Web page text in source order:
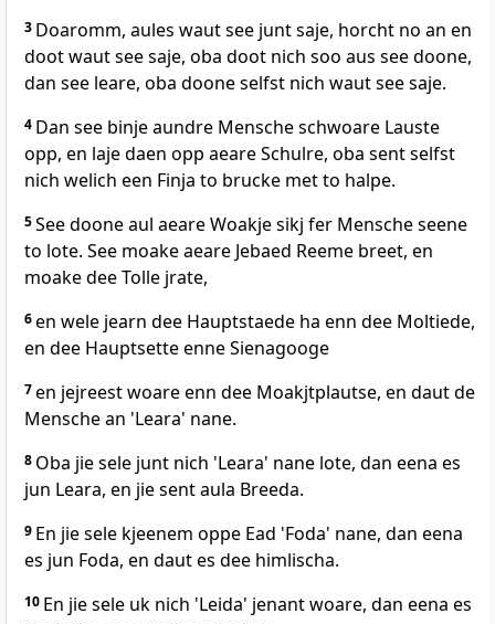
3 Doaromm, aules waut see junt saje, horcht no an en
doot waut see saje, oba doot nich soo aus see doone,
dan see leare, oba doone selfst nich waut see saje.
4 Dan see binje aundre Mensche schwoare Lauste
opp, en laje daen opp aeare Schulre, oba sent selfst
nich welich een Finja to brucke met to halpe.
5See doone aul aeare Woakje sikj fer Mensche seene
to lote. See moake aeare Jebaed Reeme breet, en
moake dee Tolle jrate,
6en wele jearn dee Hauptstaede ha enn dee Moltiede,
en dee Hauptsette enne Sienagooge
7en jejreest woare enn dee Moakjtplautse, en daut de
Mensche an 'Leara' nane.
8 Oba jie sele junt nich 'Leara' nane lote, dan eena es
jun Leara, en jie sent aula Breeda.
9 En jie sele kjeenem oppe Ead 'Foda' nane, dan eena
es jun Foda, en daut es dee himlischa.
10 En jie sele uk nich 'Leida' jenant woare, dan eena es